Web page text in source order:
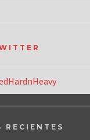
RECIENTES